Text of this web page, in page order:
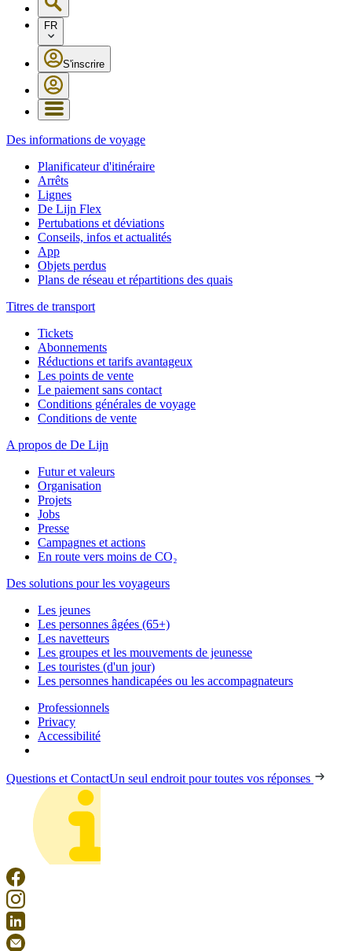
FR
S'inscrire
Des informations de voyage
Planificateur d'itinéraire
Arrêts
Lignes
De Lijn Flex
Pertubations et déviations
Conseils, infos et actualités
App
Objets perdus
Plans de réseau et répartitions des quais
Titres de transport
Tickets
Abonnements
Réductions et tarifs avantageux
Les points de vente
Le paiement sans contact
Conditions générales de voyage
Conditions de vente
A propos de De Lijn
Futur et valeurs
Organisation
Projets
Jobs
Presse
Campagnes et actions
En route vers moins de CO₂
Des solutions pour les voyageurs
Les jeunes
Les personnes âgées (65+)
Les navetteurs
Les groupes et les mouvements de jeunesse
Les touristes (d'un jour)
Les personnes handicapées ou les accompagnateurs
Professionnels
Privacy
Accessibilité
Questions et ContactUn seul endroit pour toutes vos réponses